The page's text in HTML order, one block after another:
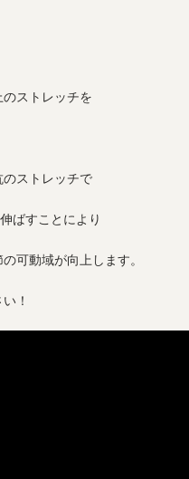
ストレッチを
のストレッチで
ばすことにより
可動域が向上します。
！